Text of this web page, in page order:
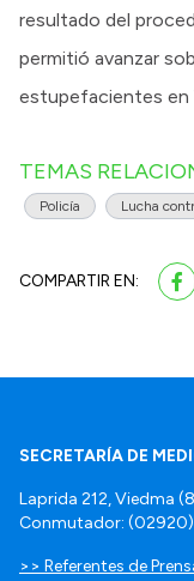
resultado del
permitió avanzar
estupefacientes en
TEMAS
Policía Lucha
COMPARTIR EN:
SECRETARÍA DE
Laprida 212, Viedma
Conmutador:
>> Referentes de